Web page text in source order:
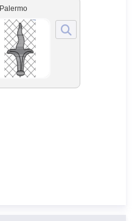
Palermo